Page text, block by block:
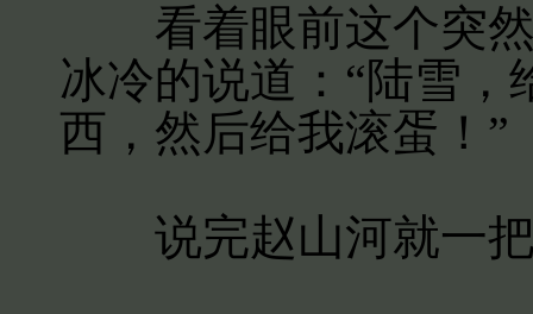
看着眼前这个突然
冰冷的说道：“陆雪
西，然后给我滚蛋！”
说完赵山河就一把